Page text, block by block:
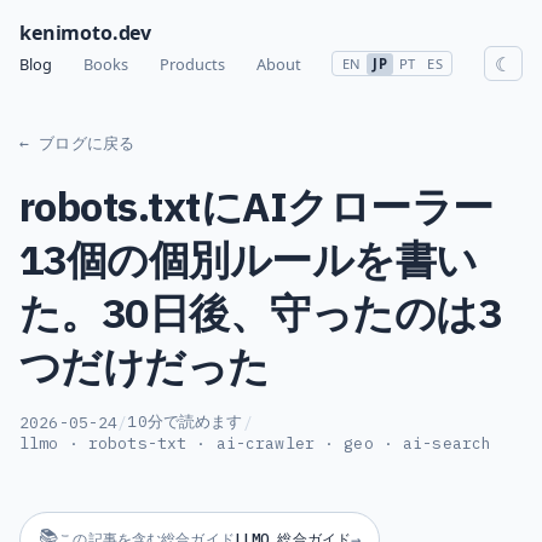
kenimoto.dev
Blog Books Products About EN JP PT ES ☾
← ブログに戻る
robots.txtにAIクローラー
13個の個別ルールを書い
た。30日後、守ったのは3
つだけだった
2026-05-24/10分で読めます /
llmo · robots-txt · ai-crawler · geo · ai-search
📚